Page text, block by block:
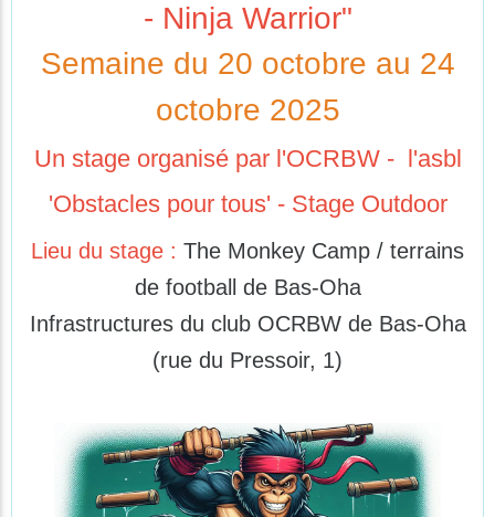
- Ninja Warrior"
Semaine du 20 octobre au 24
octobre 2025
Un stage organisé par l'OCRBW - l'asbl
'Obstacles pour tous' - Stage Outdoor
Lieu du stage : The Monkey Camp / terrains
de football de Bas-Oha
Infrastructures du club OCRBW de Bas-Oha
(rue du Pressoir, 1)